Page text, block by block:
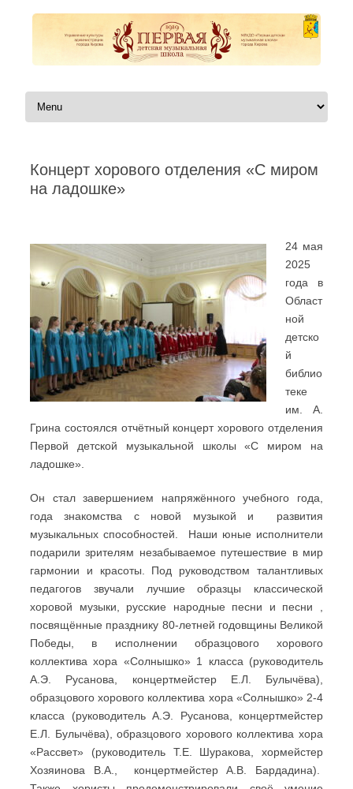
Перейти к содержимому
Концерт хорового отделения «С миром
на ладошке»
24 мая
2025
года в
Област
ной
детско
й
библио
теке
им. А.
Грина состоялся отчётный концерт хорового отделения
Первой детской музыкальной школы «С миром на
ладошке».
Он стал завершением напряжённого учебного года,
года знакомства с новой музыкой и развития
музыкальных способностей.
Наши юные исполнители
подарили зрителям незабываемое путешествие в мир
гармонии и красоты. Под руководством талантливых
педагогов звучали лучшие образцы классической
хоровой музыки, русские народные песни и песни ,
посвящённые празднику 80-летней годовщины Великой
Победы, в исполнении образцового хорового
коллектива хора «Солнышко» 1 класса (руководитель
А.Э. Русанова, концертмейстер Е.Л. Булычёва),
образцового хорового коллектива хора «Солнышко» 2-4
класса (руководитель А.Э. Русанова, концертмейстер
Е.Л. Булычёва), образцового хорового коллектива хора
«Рассвет» (руководитель Т.Е. Шуракова, хормейстер
Хозяинова В.А., концертмейстер А.В. Бардадина).